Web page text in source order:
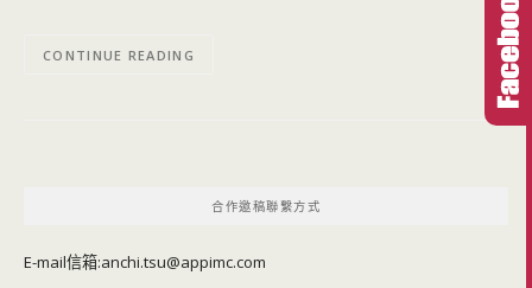
CONTINUE READING
合作邀稿聯繫方式
E-mail信箱:anchi.tsu@appimc.com